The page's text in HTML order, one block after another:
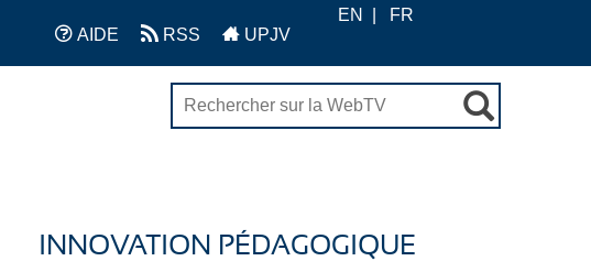
AIDE RSS UPJV
EN FR
INNOVATION PÉDAGOGIQUE